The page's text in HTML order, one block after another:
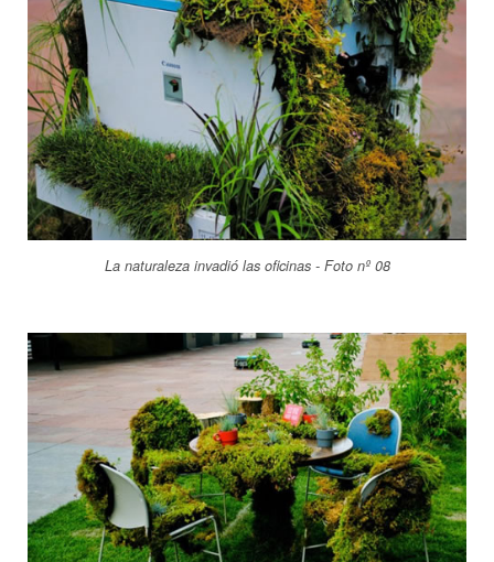
La naturaleza invadió las oficinas - Foto nº 08